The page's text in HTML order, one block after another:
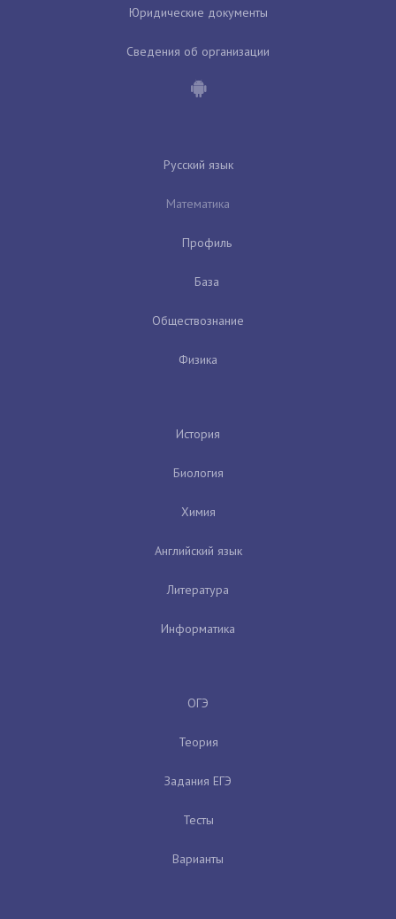
Юридические документы
Сведения об организации
Русский язык
Математика
Профиль
База
Обществознание
Физика
История
Биология
Химия
Английский язык
Литература
Информатика
ОГЭ
Теория
Задания ЕГЭ
Тесты
Варианты